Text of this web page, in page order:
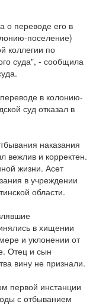
о переводе его в
поселение)
коллегии по
суда", - сообщила
в колонию-
суд отказал в
наказания
вежлив и корректен.
жизни. Асет
в учреждении
области.
в хищении
и уклонении от
Отец и сын
вину не признали.
первой инстанции
с отбыванием